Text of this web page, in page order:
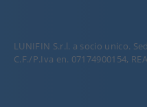
LUNIFIN S.r.l. a socio unico.
C.F./P.Iva en. 07174900154,